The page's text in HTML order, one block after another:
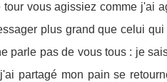
vous agissiez comme j'ai
plus grand que celui qui
parle pas de vous tous : je
partagé mon pain se